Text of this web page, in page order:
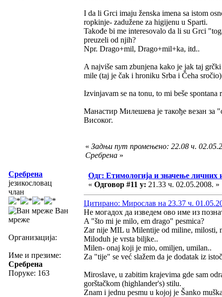
I da li Grci imaju ženska imena sa istom
ropkinje- zadužene za higijenu u Sparti.
Takođe bi me interesovalo da li su Grci
preuzeli od njih?
Npr. Drago+mil, Drago+mil+ka, itd..
A najviše sam zbunjena kako je jak taj
mile (taj je čak i hroniku Srba i Čeha
Izvinjavam se na tonu, to mi beše spontana
Манастир Милешева је такође везан за
Високог.
« Задњи пут промењено: 22.08 ч.
Сребрена »
Сребрена
језикословац
члан
Ван
мреже
Организација:
Име и презиме:
Сребрена
Поруке: 163
Одг: Етимологија и значење личних
« Одговор #11 у: 21.33 ч. 02.05.2008. »
Цитирано: Мирослав на 23.37 ч.
Не могадох да изведем ово име из
A "što mi je milo, em drago" pesmica?
Zar nije MIL u Milentije od miline, milosti,
Miloduh je vrsta biljke..
Milen- onaj koji je mio, omiljen, umilan..
Za "tije" se već slažem da je dodatak iz
Miroslave, u zabitim krajevima gde sam
gorštačkom (highlander's) stilu.
Znam i jednu pesmu u kojoj je Šanko